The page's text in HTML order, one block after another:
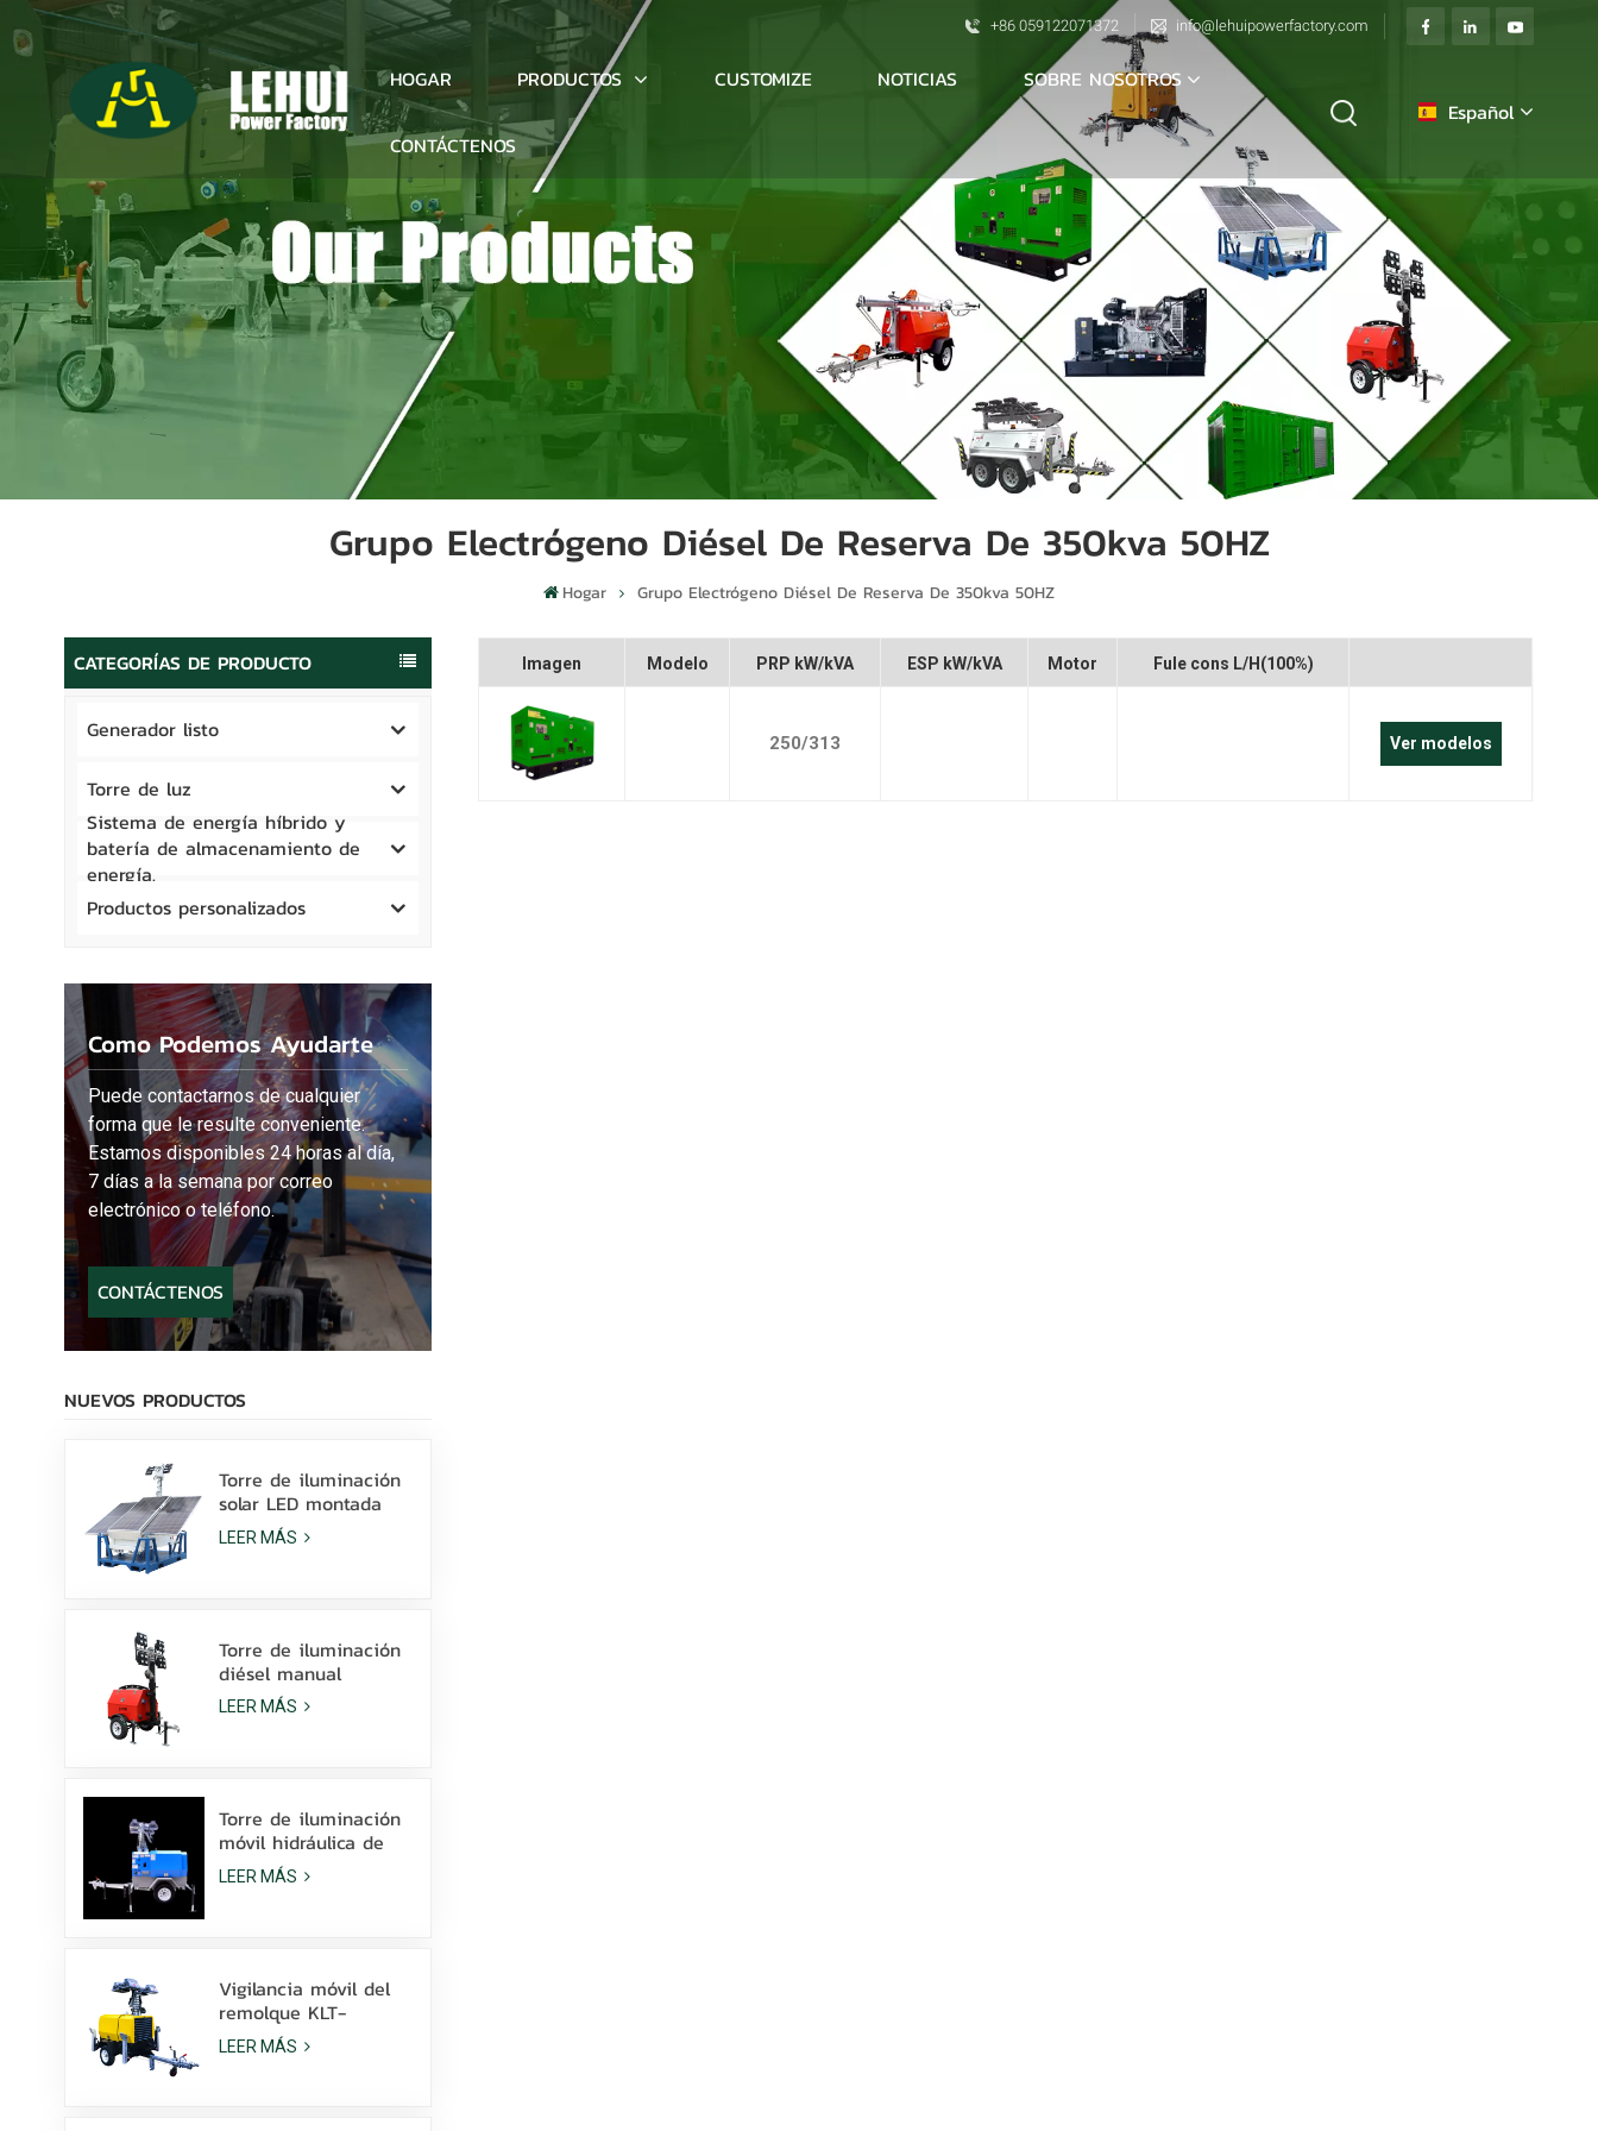
+86 059122071372 info@lehuipowerfactory.com
HOGAR PRODUCTOS CUSTOMIZE NOTICIAS SOBRE NOSOTROS
CONTÁCTENOS
Español
français
Deutsch
italiano
русский
español
Melayu
Grupo Electrógeno Diésel De Reserva De 350kva 50HZ
Hogar Grupo Electrógeno Diésel De Reserva De 350kva 50HZ
CATEGORÍAS DE PRODUCTO
Generador listo
Torre de luz
Sistema de energía híbrido y
batería de almacenamiento de
energía.
Productos personalizados
Como Podemos Ayudarte
Puede contactarnos de cualquier
forma que le resulte conveniente.
Estamos disponibles 24 horas al día,
7 días a la semana por correo
electrónico o teléfono.
CONTÁCTENOS
NUEVOS PRODUCTOS
Torre de iluminación
solar LED montada
sobre patines con
lámparas LED de 400
LEER MÁS
Torre de iluminación
diésel manual
compacta y
económica con 4
LEER MÁS
Torre de iluminación
móvil hidráulica de
elevación manual de
9 m de altura con
LEER MÁS
Vigilancia móvil del
remolque KLT-
10000V de la torre
de luz del mástil de
LEER MÁS
Imagen Modelo PRP kW/kVA ESP kW/kVA Motor Fule cons L/H(100%)
250/313 Ver modelos